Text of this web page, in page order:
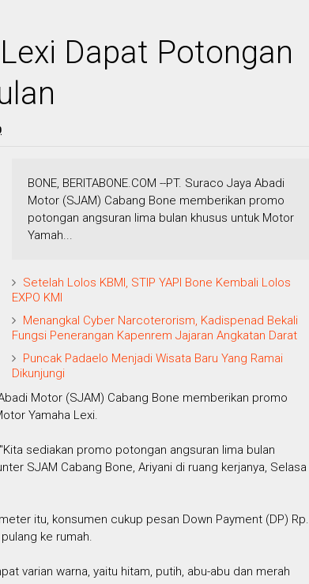
Dapat Potongan
BONE, BERITABONE.COM --PT. Suraco Jaya Abadi
Motor (SJAM) Cabang Bone memberikan promo
potongan angsuran lima bulan khusus untuk Motor
Yamah...
Setelah Lolos KBMI, STIP YAPI Bone Kembali Lolos
EXPO KMI
Menangkal Cyber Narcoterorism, Kadispenad Bekali
Fungsi Penerangan Kapenrem Jajaran Angkatan Darat
Puncak Padaelo Menjadi Wisata Baru Yang Ramai
Dikunjungi
Motor (SJAM) Cabang Bone memberikan promo
Yamaha Lexi.
sediakan promo potongan angsuran lima bulan
SJAM Cabang Bone, Ariyani di ruang kerjanya, Selasa
itu, konsumen cukup pesan Down Payment (DP) Rp.
ke rumah.
varian warna, yaitu hitam, putih, abu-abu dan merah